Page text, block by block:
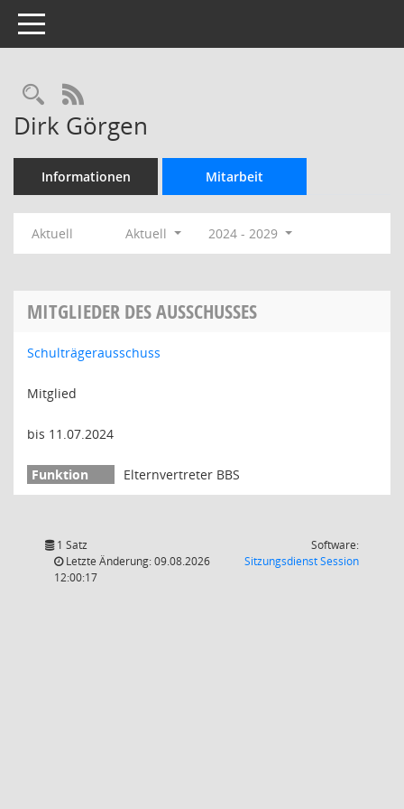
Toggle navigation
Rechercheauswahl
RSS-Feed
Dirk Görgen
Informationen Mitarbeit
Aktuell Aktuell 2024 - 2029
MITGLIEDER DES AUSSCHUSSES
Schulträgerausschuss
Mitglied
bis 11.07.2024
Elternvertreter BBS
1 Satz
Letzte Änderung: 09.08.2026
12:00:17
Software:
SitzungsdienstSession(Wird in